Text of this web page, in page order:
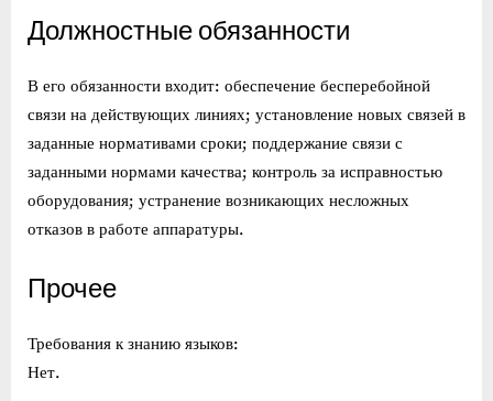
Должностные обязанности
В его обязанности входит: обеспечение бесперебойной
связи на действующих линиях; установление новых связей в
заданные нормативами сроки; поддержание связи с
заданными нормами качества; контроль за исправностью
оборудования; устранение возникающих несложных
отказов в работе аппаратуры.
Прочее
Требования к знанию языков:
Нет.